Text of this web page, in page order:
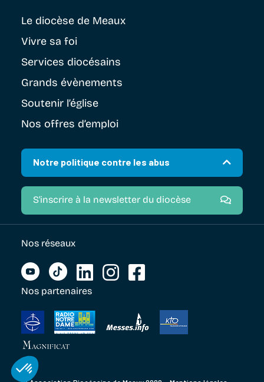
Le diocèse de Meaux
Vivre sa foi
Services diocésains
Grands évènements
Soutenir l’église
Nos offres d’emploi
Notre politique contre les abus
S'inscrire à la newsletter du diocèse
Nos réseaux
Nos partenaires